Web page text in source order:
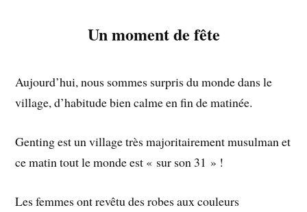
Un moment de fête
Aujourd’hui, nous sommes surpris du monde dans le
village, d’habitude bien calme en fin de matinée.
Genting est un village très majoritairement musulman et
ce matin tout le monde est « sur son 31 » !
Les femmes ont revêtu des robes aux couleurs